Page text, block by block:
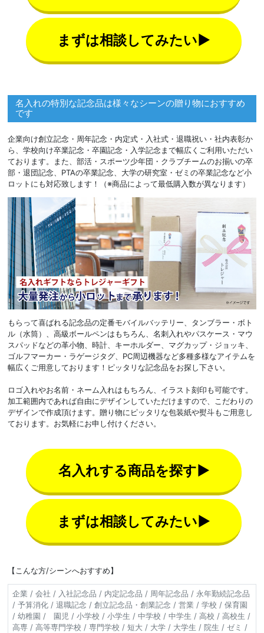
まずは相談してみたい▶
名入れの特別な記念品は様々なシーンの贈り物におすすめ
です
企業向け創立記念・周年記念・内定式・入社式・退職祝い・社内表彰か
ら、学校向け卒業記念・卒園記念・入学記念まで幅広くご利用いただい
ております。また、部活・スポーツ少年団・クラブチームのお揃いの卒
部・退団記念、PTAの卒業記念、大学の研究室・ゼミの卒業記念など小
ロットにも対応致します！（※商品によって最低購入数が異なります）
もらって喜ばれる記念品の定番モバイルバッテリー、タンブラー・ボト
ル（水筒）、高級ボールペンはもちろん、名刺入れやパスケース・マウ
スパッドなどの革小物、時計、キーホルダー、マグカップ・ジョッキ、
ゴルフマーカー・ラゲージタグ、PC周辺機器など多種多様なアイテムを
幅広くご用意しております！ピッタリな記念品をお探し下さい。
ロゴ入れやお名前・ネーム入れはもちろん、イラスト刻印も可能です。
加工範囲内であれば自由にデザインしていただけますので、こだわりの
デザインで作成頂けます。贈り物にピッタリな包装紙や熨斗もご用意し
ております。お気軽にお申し付けください。
名入れする商品を探す▶
まずは相談してみたい▶
【こんな方/シーンへおすすめ】
企業 / 会社 / 入社記念品 / 内定記念品 / 周年記念品 / 永年勤続記念品
/ 予算消化 / 退職記念 / 創立記念品・創業記念 / 営業 / 学校 / 保育園
/ 幼稚園 / 園児 / 小学校 / 小学生 / 中学校 / 中学生 / 高校 / 高校生 /
高専 / 高等専門学校 / 専門学校 / 短大 / 大学 / 大学生 / 院生 / ゼミ /